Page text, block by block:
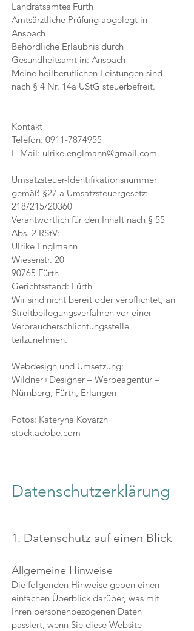
Landratsamtes Fürth
Amtsärztliche Prüfung abgelegt in
Ansbach
Behördliche Erlaubnis durch
Gesundheitsamt in: Ansbach
​Meine heilberuflichen Leistungen sind
nach § 4 Nr. 14a UStG steuerbefreit.
Kontakt
Telefon: 0911-7874955
E-Mail: ulrike.englmann@gmail.com
Umsatzsteuer-Identifikationsnummer
gemäß §27 a Umsatzsteuergesetz:
218/215/20360
Verantwortlich für den Inhalt nach § 55
Abs. 2 RStV:
Ulrike Englmann
Wiesenstr. 20
90765 Fürth
Gerichtsstand: Fürth
Wir sind nicht bereit oder verpflichtet, an
Streitbeilegungsverfahren vor einer
Verbraucherschlichtungsstelle
teilzunehmen.
Webdesign und Umsetzung:
Wildner+Designer – Werbeagentur –
Nürnberg, Fürth, Erlangen
Fotos: Kateryna Kovarzh
stock.adobe.com
Datenschutzerklärung
1. Datenschutz auf einen Blick
Allgemeine Hinweise
Die folgenden Hinweise geben einen
einfachen Überblick darüber, was mit
Ihren personenbezogenen Daten
passiert, wenn Sie diese Website